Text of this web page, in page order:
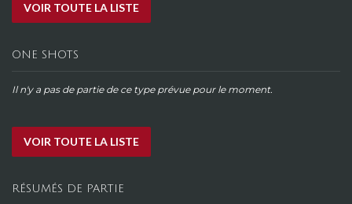
VOIR TOUTE LA LISTE
ONE SHOTS
Il n'y a pas de partie de ce type prévue pour le moment.
VOIR TOUTE LA LISTE
RÉSUMÉS DE PARTIE